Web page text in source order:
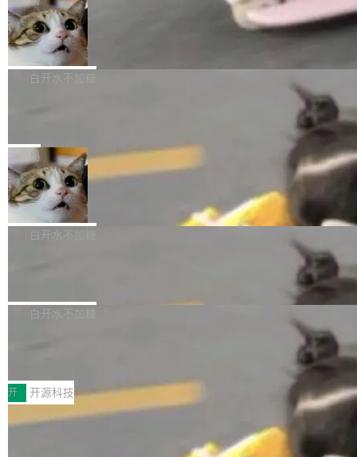
l 迁移或唤醒时，新宿主从 S3 恢复 SQLite 数据
库继续执行。存储库是持久化的唯一真相...
te 17 Pro、OPPO K15，要么是vivo X300 E这
样的次旗舰。 Galaxy Z Fold8 Ultra / Z Fold8 /
Z Flip8三款折叠屏新机均在7月22日发布，且全
部搭载骁龙8 Elite Gen5 for Galaxy，它们本该
本控制系统。目前处于 Early Access 阶段。 De
ltaDB 的核心思路直接写在 landing page 最显
眼的位置：「Software is made between com
mits」——软件是在 commit 之间写出来的。git
是把这段空隙补上。 回退到任何一次编辑：Delt
aDB 捕获 commit 之间的每一次操作，...
SpaceXAI 单季资本开支达 183 亿美元
根据风险投资人Tomer Tunguz 博客（VC 分
析）披露的最新分析与第二季度业绩报告，Spac
微软同期总资本开支的四成。 与亚马逊、Alpha
bet、微软以及 Meta 等传统科技巨头相比，Spa
ceXAI的资金消耗速度尤为引人瞩目。然而，支
撑庞大支出的资金来源却呈现出截然不同的面
貌。数据显示，微软和 Meta 主要依托充沛的经
白开水不加糖
一个在终端里运行的编程 agent；Muse Spark
1.2，驱动这个 agent 的新模型。一句话概括：
你可以用 curl -fsSL https://dev.meta.ai/install.
sh | bash 安装一个能在大项目里自动规划、写
代码、验证结果的 AI 终端工具。 据介绍，Muse
个主 agent 循环，外加一组后台 agent。这些后
局
美团开源 LoHoSearch，用知识图谱校
准 AI 能力认知
机器出题的前提，是让机器拥有全局视野。整个
构建流程可以分为四个环节：建图 → 控制难度
白开水不加糖
库，并将作为transport接入Mooncake TENT。
MPComm将作为一种传输引擎接入Mooncake T
ENT，实现零拷贝传输性能提升30%、非零拷贝
传输性能最高提升5倍。UCL-MPComm底层基
于自研UCL-Engine通信引擎，后续腾讯网平将
白开水不加糖
型案例入选名单》，深信服“面向企业研发场景的
开源 AI 编程平台 CoStrict 应用”凭借卓越的技术
创新与落地成效成功入选。 全链路私有化部署，
助力企业AI研发安全落地 当前，越来越多企业已
开 开源科技
深信服AI算力网关入选工信部人工智能
前不久，工业和信息化部正式发布《2025年人工